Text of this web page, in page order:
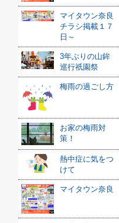
マイタウン奈良
チラシ掲載１７
日～
3年ぶりの山鉾
巡行祇園祭
梅雨の過ごし方
お家の梅雨対
策！
熱中症に気をつ
けて
マイタウン奈良